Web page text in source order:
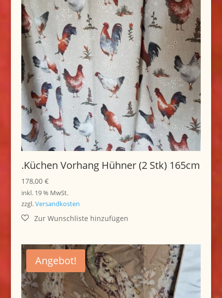
.Küchen Vorhang Hühner (2 Stk) 165cm
178,00 €
inkl. 19 % MwSt.
zzgl.Versandkosten
Angebot!